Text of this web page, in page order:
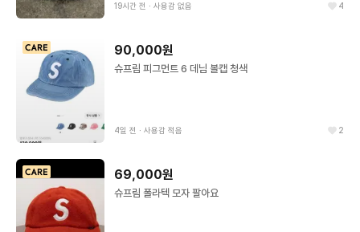
19시간 전 ∙ 사용감 없음 4
90,000원
슈프림 피그먼트 6 데님 볼캡 청색
4일 전 ∙ 사용감 적음 2
69,000원
슈프림 폴라텍 모자 팔아요